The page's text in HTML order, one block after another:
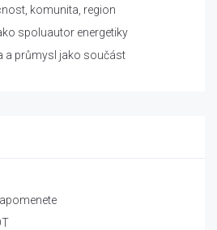
komunita, region
spoluautor energetiky
a průmysl jako součást